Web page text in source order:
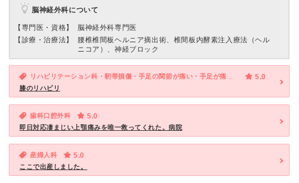
脳神経外科について
【専門医・資格】
脳神経外科専門医
【診療・治療法】
腰椎椎間板ヘルニア摘出術、椎間板内酵素注入療法（ヘル
ニコア）、神経ブロック
5.0
膝のリハビリ
歯科口腔外科 5.0
即日対応凄まじい上顎痛みを唯一救ってくれた。病院
産婦人科 5.0
ここで出産しました。